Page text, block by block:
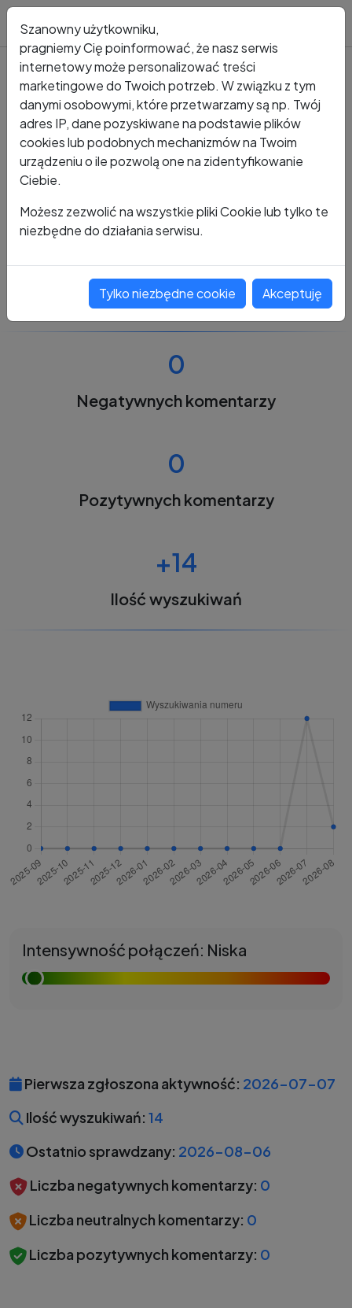
Kto dzwonił? Numer +48 660 431 171
+48 660 431 171
0
Negatywnych komentarzy
0
Pozytywnych komentarzy
+14
Ilość wyszukiwań
Intensywność połączeń: Niska
Pierwsza zgłoszona aktywność: 2026-07-07
Ilość wyszukiwań: 14
Ostatnio sprawdzany: 2026-08-06
Liczba negatywnych komentarzy: 0
Liczba neutralnych komentarzy: 0
Liczba pozytywnych komentarzy: 0
Szanowny użytkowniku,
pragniemy Cię poinformować, że nasz serwis
internetowy może personalizować treści
marketingowe do Twoich potrzeb. W związku z tym
danymi osobowymi, które przetwarzamy są np. Twój
adres IP, dane pozyskiwane na podstawie plików
cookies lub podobnych mechanizmów na Twoim
urządzeniu o ile pozwolą one na zidentyfikowanie
Ciebie.
Możesz zezwolić na wszystkie pliki Cookie lub tylko te
niezbędne do działania serwisu.
Tylko niezbędne cookie Akceptuję